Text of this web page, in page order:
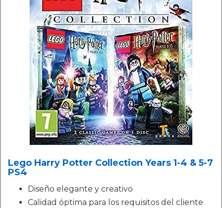
Lego Harry Potter Collection Years 1-4 & 5-7
PS4
Diseño elegante y creativo
Calidad óptima para los requisitos del cliente